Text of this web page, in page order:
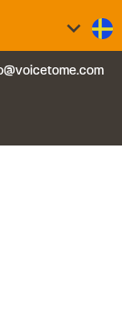
keyboard_arrow_down